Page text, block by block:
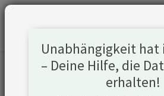
Informationen zum Unternehmen
Unabhängigkeit hat
– Deine Hilfe, die
erhalten!